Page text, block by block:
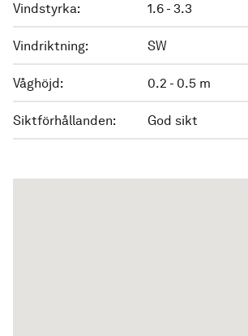
Vindstyrka: 1.6 - 3.3
Vindriktning: SW
Våghöjd: 0.2 - 0.5 m
Siktförhållanden: God sikt